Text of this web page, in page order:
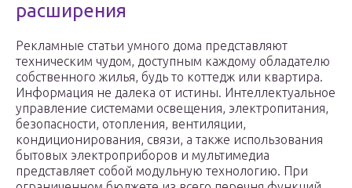
расширения
Рекламные статьи умного дома представляют
техническим чудом, доступным каждому обладателю
собственного жилья, будь то коттедж или квартира.
Информация не далека от истины. Интеллектуальное
управление системами освещения, электропитания,
безопасности, отопления, вентиляции,
кондиционирования, связи, а также использования
бытовых электроприборов и мультимедиа
представляет собой модульную технологию. При